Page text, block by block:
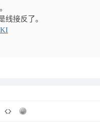
线接反了。